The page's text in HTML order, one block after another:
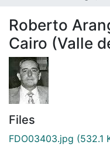
Roberto
Cairo (Valle
Files
FDO03403.jpg (532.1